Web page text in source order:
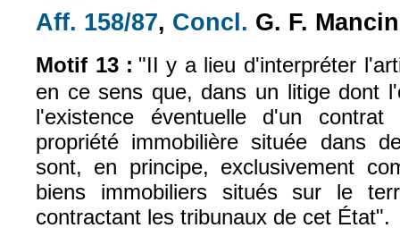
Aff. 158/87 (le lien est externe)
, Concl. (le lien est
G. F.
Motif 13 : "II y a lieu d'interpréter
en ce sens que, dans un litige dont
l'existence éventuelle d'un
propriété immobilière située dans
sont, en principe, exclusivement
biens immobiliers situés sur le
contractant les tribunaux de cet État".